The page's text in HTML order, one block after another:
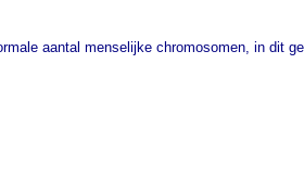
aantal menselijke chromosomen, in dit